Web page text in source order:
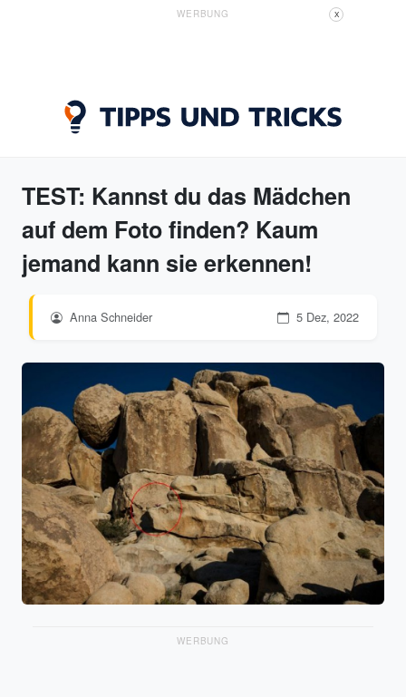
WERBUNG X
TEST: Kannst du das Mädchen
auf dem Foto finden? Kaum
jemand kann sie erkennen!
Anna Schneider 5 Dez, 2022
WERBUNG